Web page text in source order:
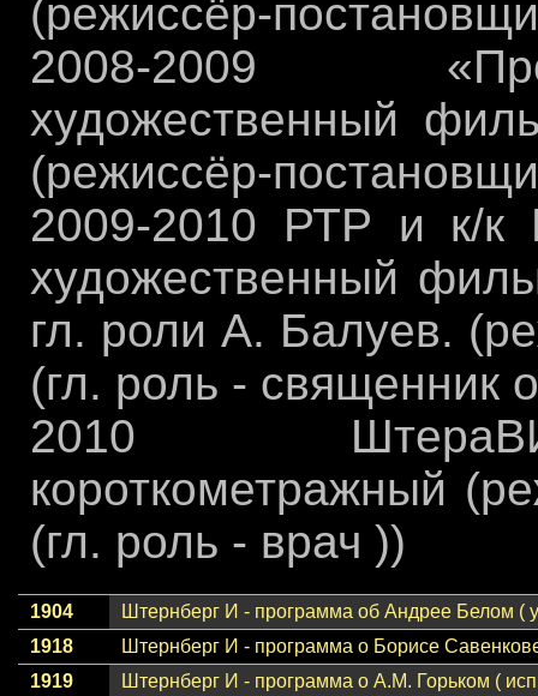
(режиссёр-
2008-2009
художественный
(режиссёр-
2009-2010 РТР и к/к
художественный
гл. роли А. Балуев.
(гл. роль - священник
2010
короткометражный
(гл. роль - врач ))
1904
Штернберг И - программа об Андрее Белом (
1918
Штернберг И - программа о Борисе
1919
Штернберг И - программа о А.М. Горьком (